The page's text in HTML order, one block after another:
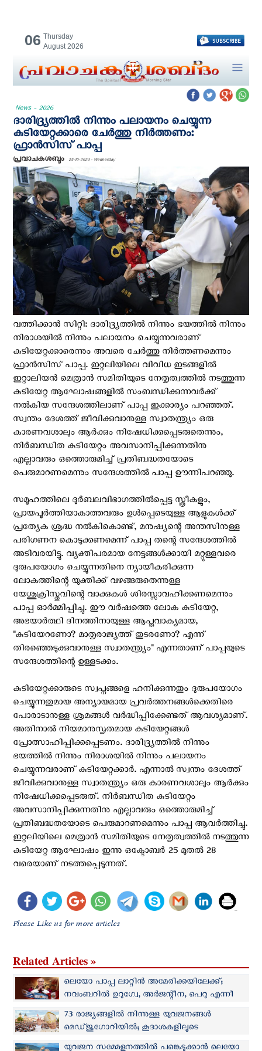
06 Thursday
August 2026
News - 2026
ദാരിദ്ര്യത്തിൽ നിന്നും പലായനം ചെയ്യുന്ന
കുടിയേറ്റക്കാരെ ചേർത്തു നിർത്തണം:
ഫ്രാൻസിസ് പാപ്പ
പ്രവാചകശബ്ദം 25-10-2023 - Wednesday
വത്തിക്കാന്‍ സിറ്റി: ദാരിദ്ര്യത്തിൽ നിന്നും ഭയത്തിൽ നിന്നും
നിരാശയിൽ നിന്നും പലായനം ചെയ്യുന്നവരാണ്
കുടിയേറ്റക്കാരെന്നും അവരെ ചേർത്തു നിർത്തണമെന്നും
ഫ്രാൻസിസ് പാപ്പ. ഇറ്റലിയിലെ വിവിധ ഇടങ്ങളിൽ
ഇറ്റാലിയൻ മെത്രാൻ സമിതിയുടെ നേതൃത്വത്തിൽ നടത്തുന്ന
കുടിയേറ്റ ആഘോഷങ്ങളിൽ സംബന്ധിക്കുന്നവർക്ക്
നല്‍കിയ സന്ദേശത്തിലാണ് പാപ്പ ഇക്കാര്യം പറഞ്ഞത്.
സ്വന്തം ദേശത്ത് ജീവിക്കുവാനുള്ള സ്വാതന്ത്ര്യം ഒരു
കാരണവശാലും ആർക്കും നിഷേധിക്കപ്പെടരുതെന്നും,
നിർബന്ധിത കുടിയേറ്റം അവസാനിപ്പിക്കുന്നതിനു
എല്ലാവരും ഒത്തൊരുമിച്ച് പ്രതിബദ്ധതയോടെ
പെരുമാറണമെന്നും സന്ദേശത്തിൽ പാപ്പ ഊന്നിപറഞ്ഞു.
സമൂഹത്തിലെ ദുർബലവിഭാഗത്തിൽപ്പെട്ട സ്ത്രീകളും,
പ്രായപൂർത്തിയാകാത്തവരും ഉൾപ്പെടെയുള്ള ആളുകൾക്ക്
പ്രത്യേക ശ്രദ്ധ നൽകികൊണ്ട്, മനുഷ്യന്റെ അന്തസിനുള്ള
പരിഗണന കൊടുക്കണമെന്ന് പാപ്പ തന്റെ സന്ദേശത്തിൽ
അടിവരയിട്ടു. വ്യക്തിപരമായ നേട്ടങ്ങൾക്കായി മറ്റുള്ളവരെ
ദുരുപയോഗം ചെയ്യുന്നതിനെ ന്യായീകരിക്കുന്ന
ലോകത്തിന്റെ യുക്തിക്ക് വഴങ്ങരുതെന്നുള്ള
യേശുക്രിസ്തുവിന്റെ വാക്കുകൾ ശിരസ്സാവഹിക്കണമെന്നും
പാപ്പ ഓർമ്മിപ്പിച്ചു. ഈ വർഷത്തെ ലോക കുടിയേറ്റ,
അഭയാർത്ഥി ദിനത്തിനായുള്ള ആപ്തവാക്യമായ,
''കുടിയേറണോ? മാതൃരാജ്യത്ത് തുടരണോ? എന്ന്
തിരഞ്ഞെടുക്കുവാനുള്ള സ്വാതന്ത്ര്യം'' എന്നതാണ് പാപ്പയുടെ
സന്ദേശത്തിന്റെ ഉള്ളടക്കം.
കുടിയേറ്റക്കാരുടെ സ്വപ്നങ്ങളെ ഹനിക്കുന്നതും ദുരുപയോഗം
ചെയ്യുന്നതുമായ അന്യായമായ പ്രവർത്തനങ്ങൾക്കെതിരെ
പോരാടാനുള്ള ശ്രമങ്ങൾ വർദ്ധിപ്പിക്കേണ്ടത് ആവശ്യമാണ്.
അതിനാൽ നിയമാനുസൃതമായ കുടിയേറ്റങ്ങൾ
പ്രോത്സാഹിപ്പിക്കപ്പെടണം. ദാരിദ്ര്യത്തിൽ നിന്നും
ഭയത്തിൽ നിന്നും നിരാശയിൽ നിന്നും പലായനം
ചെയ്യുന്നവരാണ് കുടിയേറ്റക്കാർ. എന്നാൽ സ്വന്തം ദേശത്ത്
ജീവിക്കുവാനുള്ള സ്വാതന്ത്ര്യം ഒരു കാരണവശാലും ആർക്കും
നിഷേധിക്കപ്പെടരുത്. നിർബന്ധിത കുടിയേറ്റം
അവസാനിപ്പിക്കുന്നതിനു എല്ലാവരും ഒത്തൊരുമിച്ച്
പ്രതിബദ്ധതയോടെ പെരുമാറണമെന്നും പാപ്പ ആവര്‍ത്തിച്ചു.
ഇറ്റലിയിലെ മെത്രാൻ സമിതിയുടെ നേതൃത്വത്തിൽ നടത്തുന്ന
കുടിയേറ്റ ആഘോഷം ഇന്നു ഒക്ടോബർ 25 മുതൽ 28
വരെയാണ് നടത്തപ്പെടുന്നത്.
Please Like us for more articles
Related Articles »
ലെയോ പാപ്പ ലാറ്റിൻ അമേരിക്കയിലേക്ക്;
നവംബറില്‍ ഉറുഗ്വേ, അർജന്റീന, പെറു എന്നീ
രാജ്യങ്ങള്‍ സന്ദര്‍ശിക്കും
73 രാജ്യങ്ങളിൽ നിന്നുള്ള യുവജനങ്ങള്‍
മെഡ്‌ജുഗോറിയില്‍; കൂദാശകളിലൂടെ
ക്രിസ്തുവിലേക്ക് മടങ്ങുവാന്‍ പാപ്പയുടെ ആഹ്വാനം